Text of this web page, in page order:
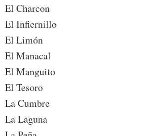
El Charcon
El Infiernillo
El Limón
El Manacal
El Manguito
El Tesoro
La Cumbre
La Laguna